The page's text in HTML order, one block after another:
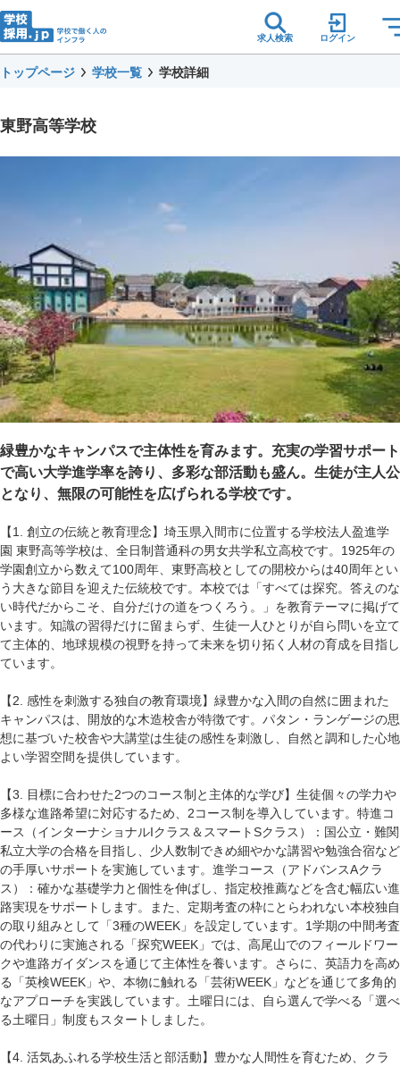
求人検索 ログイン
トップページ 学校一覧 学校詳細
東野高等学校
緑豊かなキャンパスで主体性を育みます。充実の学習サポート
で高い大学進学率を誇り、多彩な部活動も盛ん。生徒が主人公
となり、無限の可能性を広げられる学校です。
【1. 創立の伝統と教育理念】埼玉県入間市に位置する学校法人盈進学
園 東野高等学校は、全日制普通科の男女共学私立高校です。1925年の
学園創立から数えて100周年、東野高校としての開校からは40周年とい
う大きな節目を迎えた伝統校です。本校では「すべては探究。答えのな
い時代だからこそ、自分だけの道をつくろう。」を教育テーマに掲げて
います。知識の習得だけに留まらず、生徒一人ひとりが自ら問いを立て
て主体的、地球規模の視野を持って未来を切り拓く人材の育成を目指し
ています。
【2. 感性を刺激する独自の教育環境】緑豊かな入間の自然に囲まれた
キャンパスは、開放的な木造校舎が特徴です。パタン・ランゲージの思
想に基づいた校舎や大講堂は生徒の感性を刺激し、自然と調和した心地
よい学習空間を提供しています。
【3. 目標に合わせた2つのコース制と主体的な学び】生徒個々の学力や
多様な進路希望に対応するため、2コース制を導入しています。特進コ
ース（インターナショナルIクラス＆スマートSクラス）：国公立・難関
私立大学の合格を目指し、少人数制できめ細やかな講習や勉強合宿など
の手厚いサポートを実施しています。進学コース（アドバンスAクラ
ス）：確かな基礎学力と個性を伸ばし、指定校推薦などを含む幅広い進
路実現をサポートします。また、定期考査の枠にとらわれない本校独自
の取り組みとして「3種のWEEK」を設定しています。1学期の中間考査
の代わりに実施される「探究WEEK」では、高尾山でのフィールドワー
クや進路ガイダンスを通じて主体性を養います。さらに、英語力を高め
る「英検WEEK」や、本物に触れる「芸術WEEK」などを通じて多角的
なアプローチを実践しています。土曜日には、自ら選んで学べる「選べ
る土曜日」制度もスタートしました。
【4. 活気あふれる学校生活と部活動】豊かな人間性を育むため、クラ